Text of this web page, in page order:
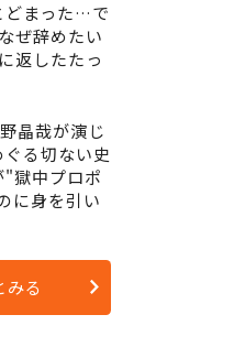
どまった…で
ぜ辞めたい
返したたっ
晶哉が演じ
る切ない史
獄中プロポ
に身を引い
みる